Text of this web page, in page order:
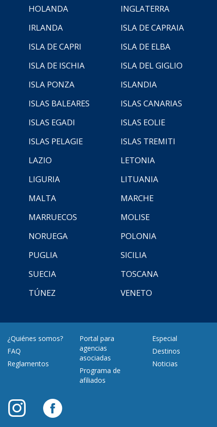
HOLANDA
INGLATERRA
IRLANDA
ISLA DE CAPRAIA
ISLA DE CAPRI
ISLA DE ELBA
ISLA DE ISCHIA
ISLA DEL GIGLIO
ISLA PONZA
ISLANDIA
ISLAS BALEARES
ISLAS CANARIAS
ISLAS EGADI
ISLAS EOLIE
ISLAS PELAGIE
ISLAS TREMITI
LAZIO
LETONIA
LIGURIA
LITUANIA
MALTA
MARCHE
MARRUECOS
MOLISE
NORUEGA
POLONIA
PUGLIA
SICILIA
SUECIA
TOSCANA
TÚNEZ
VENETO
¿Quiénes somos?
FAQ
Reglamentos
Portal para
agencias
asociadas
Programa de
afiliados
Especial
Destinos
Noticias